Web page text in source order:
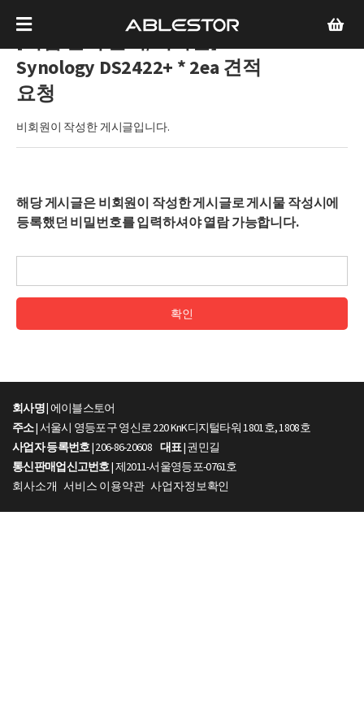
Synology DS2422+ * 2ea 견적
요청
비회원이 작성한 게시글입니다.
해당 게시글은 비회원이 작성한 게시글로 게시물 작성시에
등록했던 비밀번호를 입력하셔야 열람 가능합니다.
회사명 |에이블스토어
주소| 서울시 영등포구 영신로 220 KnK디지털타워 1801호, 1808호
사업자 등록번호| 206-86-20608 대표| 권민길
통신판매업신고번호| 제2011-서울영등포-0761호
회사소개 서비스 이용약관 사업자정보확인